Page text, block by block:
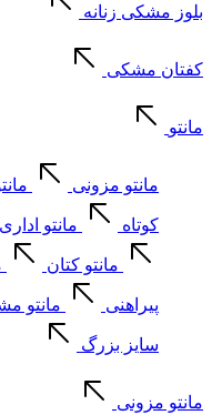
بلوز مشکی زنانه
کفتان مشکی
مانتو
مانتو مزونی
کوتاه مانتو اداری
مانتو کتان
پیراهنی مانتو
سایز بزرگ
مانتو مزونی